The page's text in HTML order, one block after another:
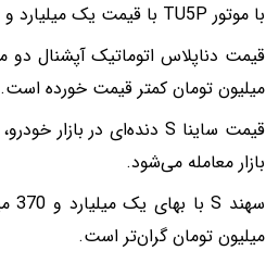
با موتور TU5P با قیمت یک میلیارد و 790 میلیون تومان فروخته می‌شود.
میلیون تومان کمتر قیمت خورده است.
بازار معامله می‌شود.
میلیون تومان گران‌تر است.